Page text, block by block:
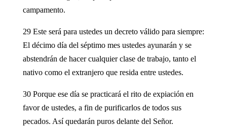
campamento.
29 Este será para ustedes un decreto válido para siempre:
El décimo día del séptimo mes ustedes ayunarán y se
abstendrán de hacer cualquier clase de trabajo, tanto el
nativo como el extranjero que resida entre ustedes.
30 Porque ese día se practicará el rito de expiación en
favor de ustedes, a fin de purificarlos de todos sus
pecados. Así quedarán puros delante del Señor.